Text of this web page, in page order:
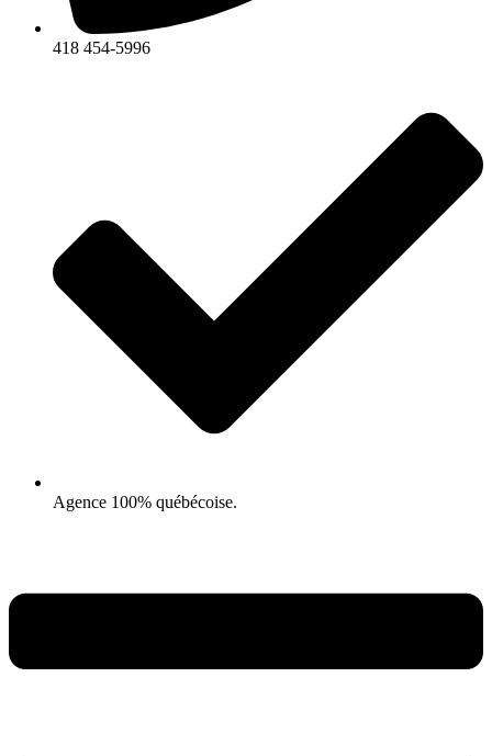
418 454-5996
Agence 100% québécoise.